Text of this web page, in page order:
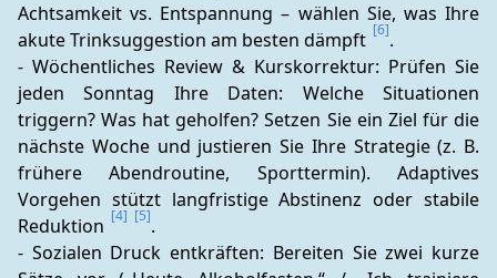
Achtsamkeit vs. Entspannung – wählen Sie, was Ihre
akute Trinksuggestion am besten dämpft [6].
- Wöchentliches Review & Kurskorrektur: Prüfen Sie
jeden Sonntag Ihre Daten: Welche Situationen
triggern? Was hat geholfen? Setzen Sie ein Ziel für die
nächste Woche und justieren Sie Ihre Strategie (z. B.
frühere Abendroutine, Sporttermin). Adaptives
Vorgehen stützt langfristige Abstinenz oder stabile
Reduktion [4] [5].
- Sozialen Druck entkräften: Bereiten Sie zwei kurze